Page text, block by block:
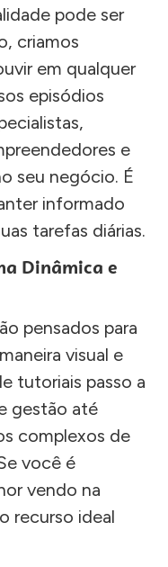
pode ser
criamos
em qualquer
episódios
e
seu negócio. É
informado
tarefas diárias.
Dinâmica e
pensados para
visual e
tutoriais passo a
gestão até
complexos de
você é
vendo na
recurso ideal